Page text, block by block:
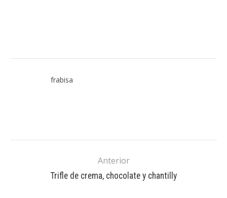
frabisa
Anterior
Trifle de crema, chocolate y chantilly